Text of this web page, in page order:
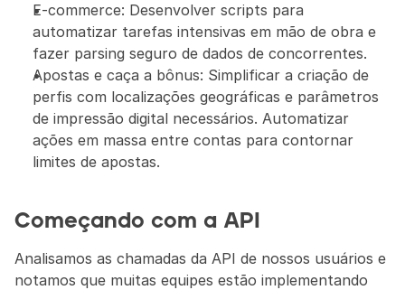
E-commerce: Desenvolver scripts para
automatizar tarefas intensivas em mão de obra e
fazer parsing seguro de dados de concorrentes.
Apostas e caça a bônus: Simplificar a criação de
perfis com localizações geográficas e parâmetros
de impressão digital necessários. Automatizar
ações em massa entre contas para contornar
limites de apostas.
Começando com a API
Analisamos as chamadas da API de nossos usuários e
notamos que muitas equipes estão implementando